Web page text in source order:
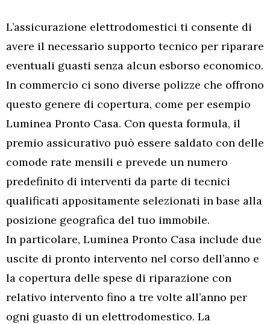
L’assicurazione elettrodomestici ti consente di
avere il necessario supporto tecnico per riparare
eventuali guasti senza alcun esborso economico.
In commercio ci sono diverse polizze che offrono
questo genere di copertura, come per esempio
Luminea Pronto Casa. Con questa formula, il
premio assicurativo può essere saldato con delle
comode rate mensili e prevede un numero
predefinito di interventi da parte di tecnici
qualificati appositamente selezionati in base alla
posizione geografica del tuo immobile.
In particolare, Luminea Pronto Casa include due
uscite di pronto intervento nel corso dell’anno e
la copertura delle spese di riparazione con
relativo intervento fino a tre volte all’anno per
ogni guasto di un elettrodomestico. La